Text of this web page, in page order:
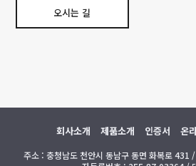
오시는 길
회사소개 제품소개 인증서 온
주소 : 충청남도 천안시 동남구 동면 화복로 431